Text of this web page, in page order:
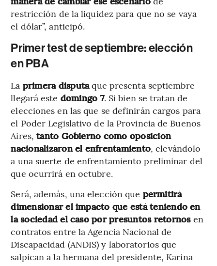
restricción de la liquidez para que no se vaya
el dólar”, anticipó.
Primer test de septiembre: elección
en PBA
La primera disputaque presenta septiembre
llegará este domingo 7. Si bien se tratan de
elecciones en las que se definirán cargos para
el Poder Legislativo de la Provincia de Buenos
Aires,tanto Gobierno como oposición
nacionalizaron el enfrentamiento, elevándolo
a una suerte de enfrentamiento preliminar del
que ocurrirá en octubre.
Será, además, una elección que permitirá
dimensionar el impacto que está teniendo en
la sociedad el caso por presuntos retornos en
contratos entre la Agencia Nacional de
Discapacidad (ANDIS) y laboratorios que
salpican a la hermana del presidente, Karina